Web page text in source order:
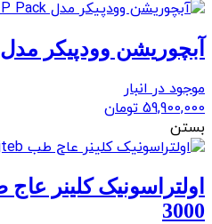
آبچوریشن وودپیکر مدل DTE Fi-P Pack
موجود در انبار
59,900,000 تومان
بستن
3000